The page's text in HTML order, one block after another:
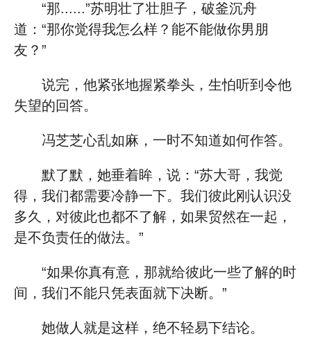
“那......”苏明壮了壮胆子，破釜沉舟
道：“那你觉得我怎么样？能不能做你男朋
友？”
说完，他紧张地握紧拳头，生怕听到令他
失望的回答。
冯芝芝心乱如麻，一时不知道如何作答。
默了默，她垂着眸，说：“苏大哥，我觉
得，我们都需要冷静一下。我们彼此刚认识没
多久，对彼此也都不了解，如果贸然在一起，
是不负责任的做法。”
“如果你真有意，那就给彼此一些了解的时
间，我们不能只凭表面就下决断。”
她做人就是这样，绝不轻易下结论。